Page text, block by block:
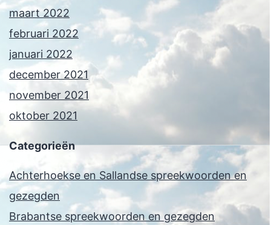
maart 2022
februari 2022
januari 2022
december 2021
november 2021
oktober 2021
Categorieën
Achterhoekse en Sallandse spreekwoorden en
gezegden
Brabantse spreekwoorden en gezegden